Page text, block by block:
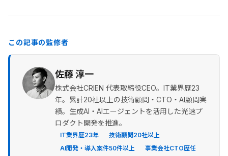
この記事の監修者
佐藤 淳一
株式会社CRIEN 代表取締役CEO。IT業界歴23
年。累計20社以上の技術顧問・CTO・AI顧問実
績。生成AI・AIエージェントを活用した光速プ
ロダクト開発を推進。
IT業界歴23年
技術顧問20社以上
AI開発・導入案件50件以上
事業会社CTO歴任